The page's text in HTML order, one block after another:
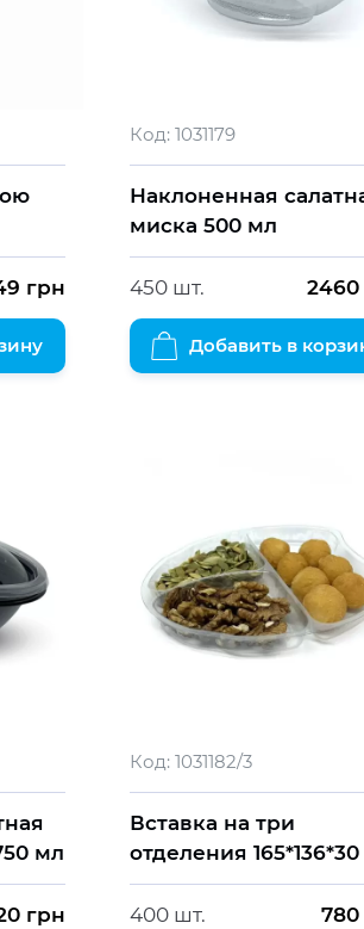
грн
Код: 1031179
Наклоненная
миска 500 мл
450 шт. 2460
Добавить в
мл
грн
Код: 1031182/3
Вставка на три
отделения 165*136*30
400 шт. 780